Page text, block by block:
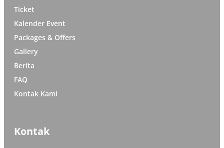
Ticket
Kalender Event
Packages & Offers
Gallery
Berita
FAQ
Kontak Kami
Kontak